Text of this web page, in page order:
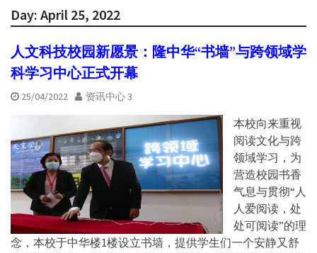
Day: April 25, 2022
人文科技校园新愿景：隆中华“书墙”与跨领域学
科学习中心正式开幕
25/04/2022 资讯中心 3
本校向来重视
阅读文化与跨
领域学习，为
营造校园书香
气息与贯彻“人
人爱阅读，处
处可阅读”的理
念，本校于中华楼1楼设立书墙，提供学生们一个安静又舒